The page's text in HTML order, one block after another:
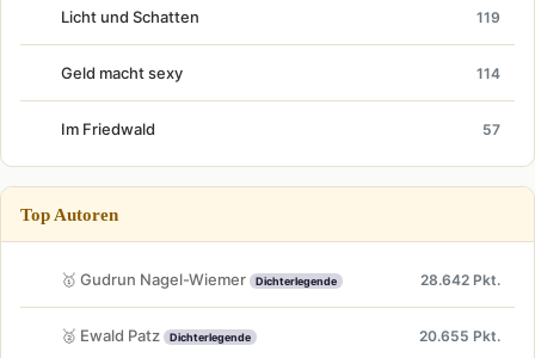
Licht und Schatten 119
Geld macht sexy 114
Im Friedwald 57
Top Autoren
🥇 Gudrun Nagel-Wiemer Dichterlegende 28.642 Pkt.
🥈 Ewald Patz Dichterlegende 20.655 Pkt.